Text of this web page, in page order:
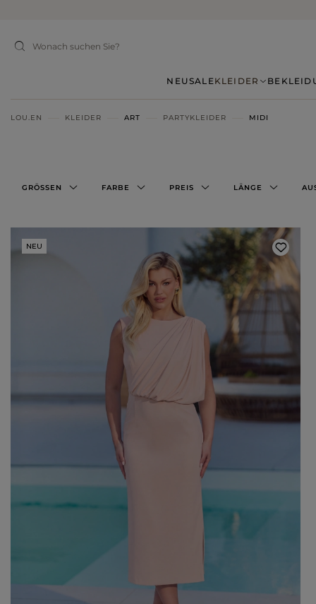
NEUSALEKLEIDER
Beliebte Kategorien
BESTSELLER
TRAUUNG
TAUFE
COCTAILKLEIDER
SPITZENKLEIDER
LOU.EN KLEIDER ART PARTYKLEIDER MIDI
GRÖSSEN FARBE PREIS LÄNGE
NEU